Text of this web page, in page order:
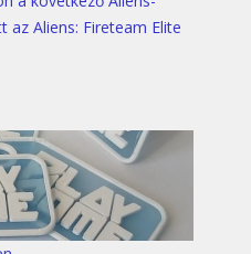
Aliens: Fireteam Elite